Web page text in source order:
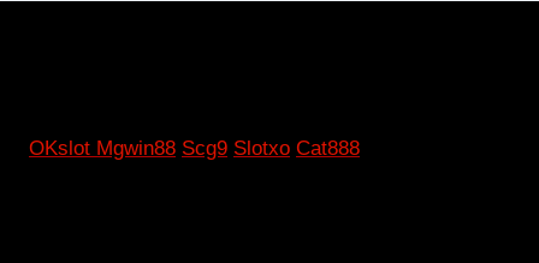
OKslot Mgwin88 Scg9 Slotxo Cat888